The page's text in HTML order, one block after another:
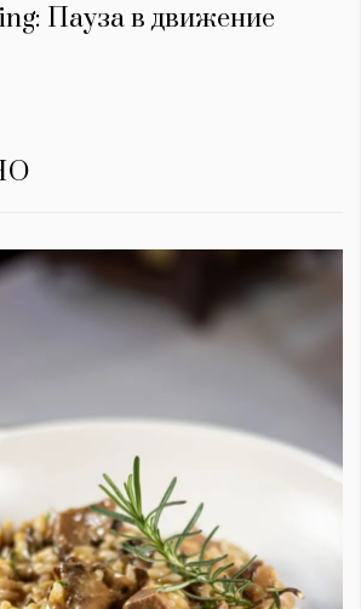
Пауза в движение